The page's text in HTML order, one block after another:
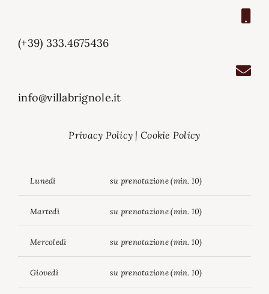
(+39) 333.4675436
info@villabrignole.it
Privacy Policy |Cookie Policy
Lunedì su prenotazione (min. 10)
Martedì su prenotazione (min. 10)
Mercoledì su prenotazione (min. 10)
Giovedì su prenotazione (min. 10)